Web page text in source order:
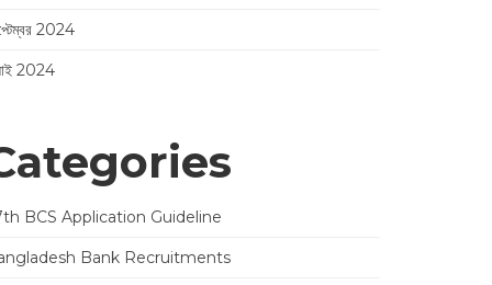
2024
2024
BCS Application Guideline
Bank Recruitments